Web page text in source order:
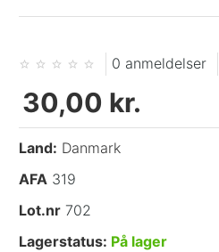
0 anmeldelser
30,00 kr.
Land: Danmark
AFA 319
Lot.nr 702
Lagerstatus: På lager